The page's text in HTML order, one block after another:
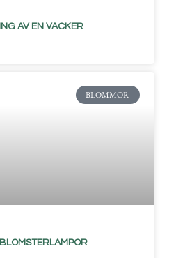
AV EN VACKER
BLOMMOR